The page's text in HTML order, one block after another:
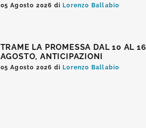
05 Agosto 2026 di Lorenzo Ballabio
TRAME LA PROMESSA DAL 10 AL 16
AGOSTO, ANTICIPAZIONI
05 Agosto 2026 di Lorenzo Ballabio